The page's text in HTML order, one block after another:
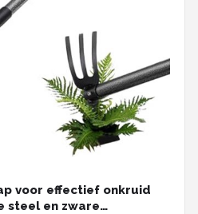
voor effectief onkruid
steel en zware